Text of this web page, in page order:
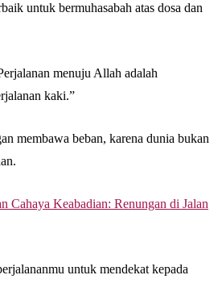
untuk bermuhasabah atas dosa dan
menuju Allah adalah
kaki.”
membawa beban, karena dunia bukan
Cahaya Keabadian: Renungan di Jalan
untuk mendekat kepada